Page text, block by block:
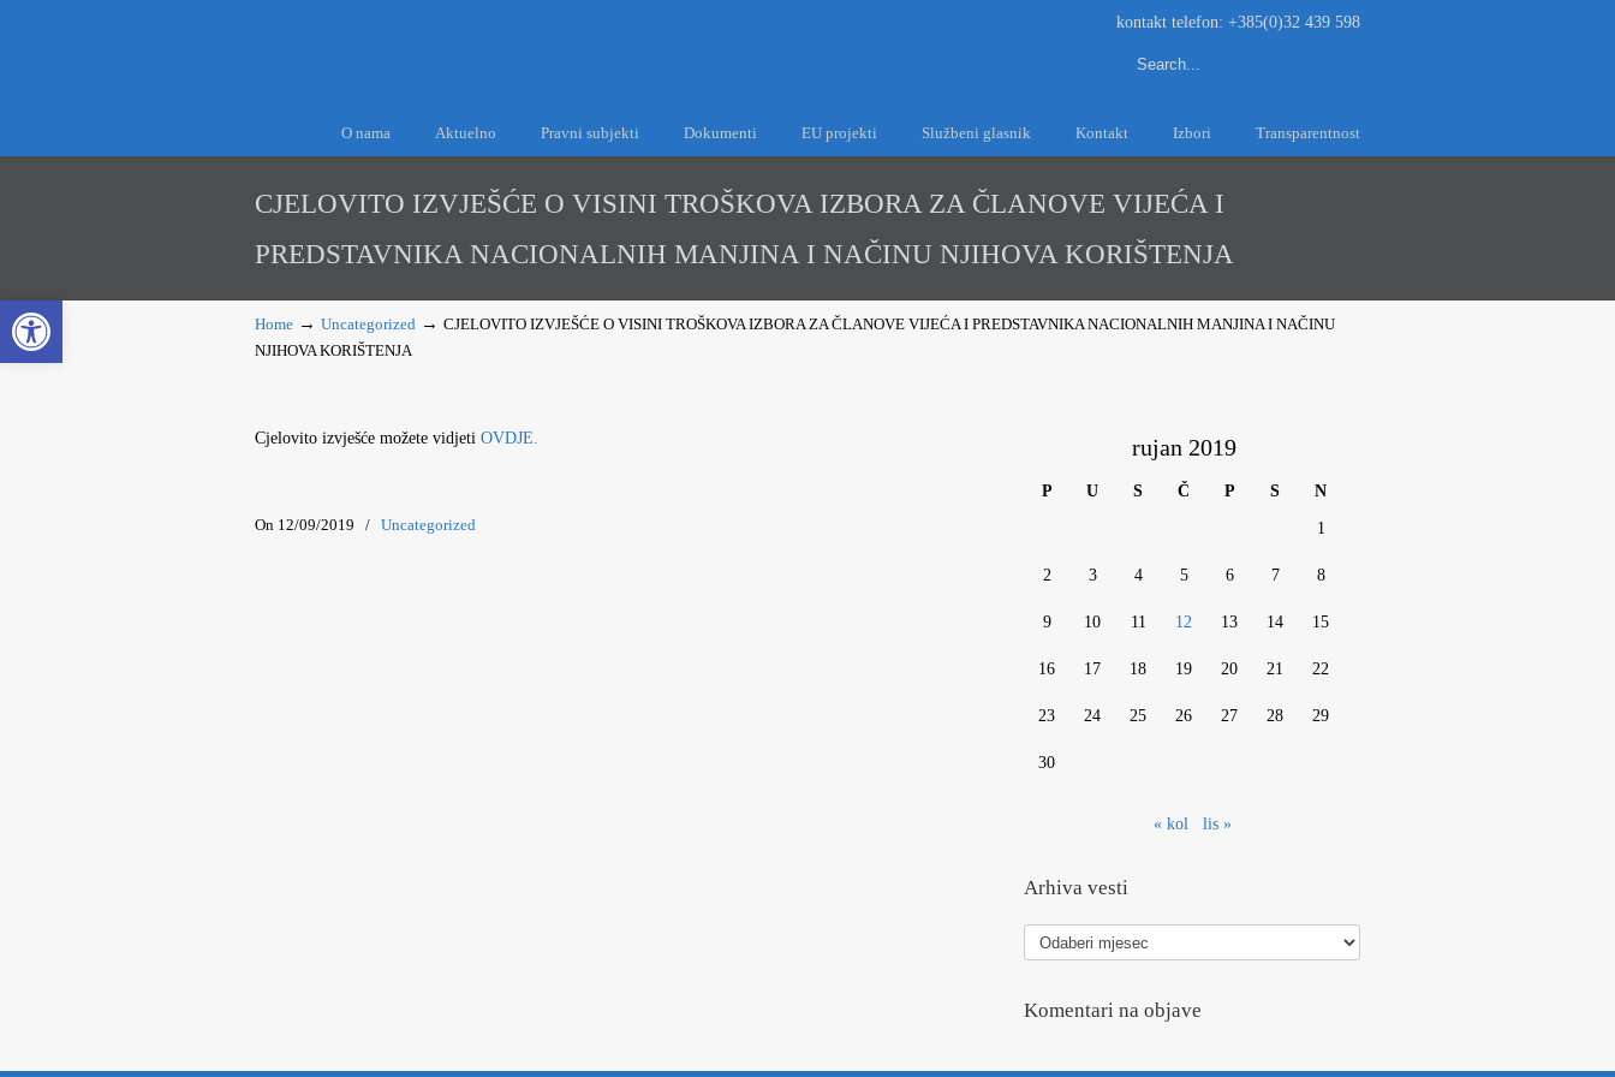
Open toolbar
kontakt telefon: +385(0)32 439 598
Search
O nama Aktuelno Pravni subjekti Dokumenti EU projekti Službeni glasnik Kontakt Izbori Transparentnost
CJELOVITO IZVJEŠĆE O VISINI TROŠKOVA IZBORA ZA ČLANOVE VIJEĆA I
PREDSTAVNIKA NACIONALNIH MANJINA I NAČINU NJIHOVA KORIŠTENJA
Home → Uncategorized → CJELOVITO IZVJEŠĆE O VISINI TROŠKOVA IZBORA ZA ČLANOVE VIJEĆA I PREDSTAVNIKA NACIONALNIH MANJINA I NAČINU
NJIHOVA KORIŠTENJA
Cjelovito izvješće možete vidjeti OVDJE.
On 12/09/2019 / Uncategorized
rujan 2019
P U S Č P S N
1
2 3 4 5 6 7 8
9 10 11 12 13 14 15
16 17 18 19 20 21 22
23 24 25 26 27 28 29
30
« kol lis »
Arhiva vesti
Arhiva
vesti
Komentari na objave